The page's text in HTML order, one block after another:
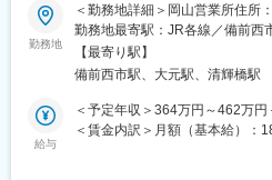
所は14名(うち営業4名/40～50
社員同士の仲がよくアットホー
近く、気軽に相談できる風通し
■キャリアパス
■当社の魅力
1760年の創業以来、紙ひとす
■職務内容：
「運転が好き」
「身体を動かす仕事がしたい」
「岡山で長く働きたい」
そんな方にぴったりのお仕事で
お任せするのは、岡山県内の商
どの古紙を回収する仕事。回収
勤務地
＜勤務地詳細＞岡山営業所住所
勤務地最寄駅：JR各線／備前西
変更の範囲：無
【最寄り駅】
備前西市駅、大元駅、清輝橋駅
給与
＜予定年収＞364万円～462万
＜賃金内訳＞月額（基本給）：